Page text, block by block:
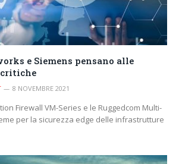
e Siemens pensano alle
8 NOVEMBRE 2021
Firewall VM-Series e le Ruggedcom Multi-
per la sicurezza edge delle infrastrutture